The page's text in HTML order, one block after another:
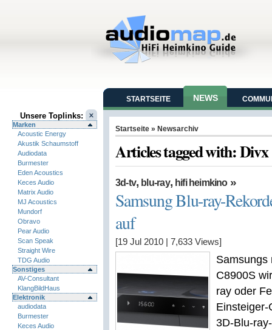
Unsere Toplinks:
Marken
Acoustic Energy
Akustik Schaumstoff
Audiodata
Burmester
Eden Acoustics
Keces Audio
Matrix Audio
MJ Acoustics
Mundorf
Obravo
Pear Audio
Scan Speak
Straight Wire
TDG Audio
Sonstiges
AV-Consultant
KlangBildHaus
Elektronik
audiodata
Burmester
Keces Audio
STARTSEITE NEWS
Startseite » Newsarchiv
Articles tagged with: Divx
3d-tv, blu-ray, hifi heimkino»
Samsung Blu-ray-
auf
[19 Jul 2010 7,633 Views]
Samsungs
C8900S
ray oder
Einsteiger-
3D-Blu-